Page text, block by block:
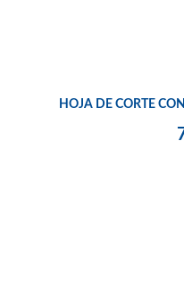
HOJA DE CORTE